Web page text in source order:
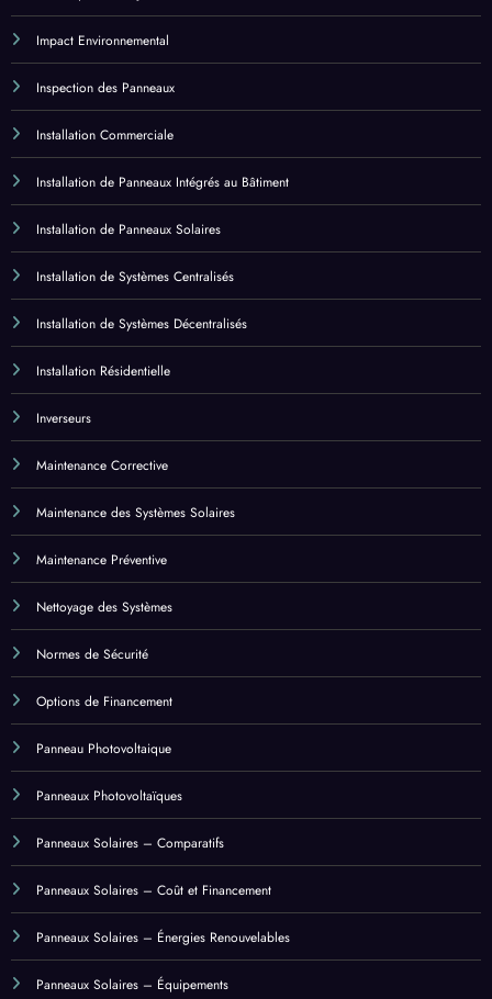
Inspection des Panneaux
Installation Commerciale
Installation de Panneaux Intégrés au Bâtiment
Installation de Panneaux Solaires
Installation de Systèmes Centralisés
Installation de Systèmes Décentralisés
Installation Résidentielle
Inverseurs
Maintenance Corrective
Maintenance des Systèmes Solaires
Maintenance Préventive
Nettoyage des Systèmes
Normes de Sécurité
Options de Financement
Panneau Photovoltaique
Panneaux Photovoltaïques
Panneaux Solaires – Comparatifs
Panneaux Solaires – Coût et Financement
Panneaux Solaires – Énergies Renouvelables
Panneaux Solaires – Équipements
Panneaux Solaires – Études de Cas